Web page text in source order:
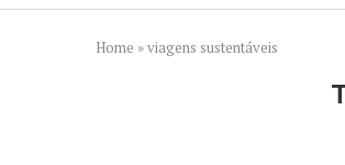
Home »viagens sustentáveis